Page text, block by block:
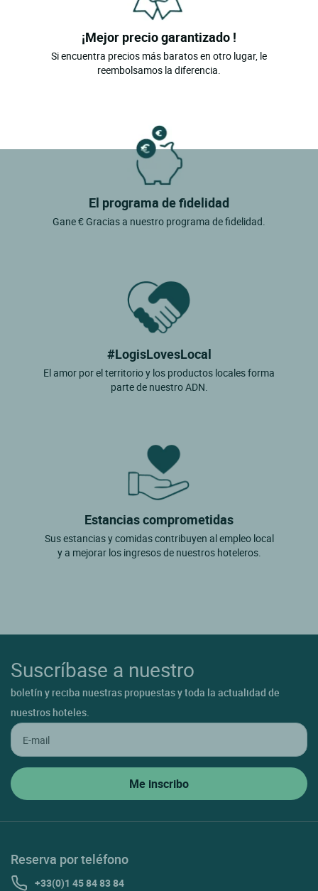
¡Mejor precio garantizado !
Si encuentra precios más baratos en otro lugar, le
reembolsamos la diferencia.
El programa de fidelidad
Gane € Gracias a nuestro programa de fidelidad.
#LogisLovesLocal
El amor por el territorio y los productos locales forma
parte de nuestro ADN.
Estancias comprometidas
Sus estancias y comidas contribuyen al empleo local
y a mejorar los ingresos de nuestros hoteleros.
Suscríbase a nuestro
boletín y reciba nuestras propuestas y toda la actualidad de
nuestros hoteles.
Reserva por teléfono
+33(0)1 45 84 83 84